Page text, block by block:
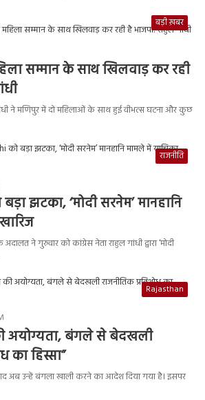
बड़ी ख़बर
सम्मान के साथ खिलवाड़ कर रही
ने मणिपुर में दो महिलाओं के साथ हुई वीभत्स घटना और कुछ
राजनीति
झटका, ‘मोदी सरनेम’ मानहानि
ने गुरुवार को कांग्रेस नेता राहुल गांधी द्वारा ‘मोदी
Rajasthan
अयोग्यता, बंगले से बेदखली
का हिस्सा”
अब उन्हें बंगला खाली करने का आदेश दिया गया है। इसपर